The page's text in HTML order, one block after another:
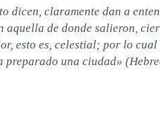
dicen, claramente dan a
aquella de donde salieron,
esto es, celestial; por lo
preparado una ciudad»